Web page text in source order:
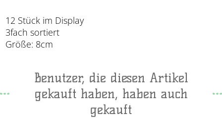
12 Stück im Display
3fach sortiert
Größe: 8cm
Benutzer, die diesen Artikel
gekauft haben, haben auch
gekauft